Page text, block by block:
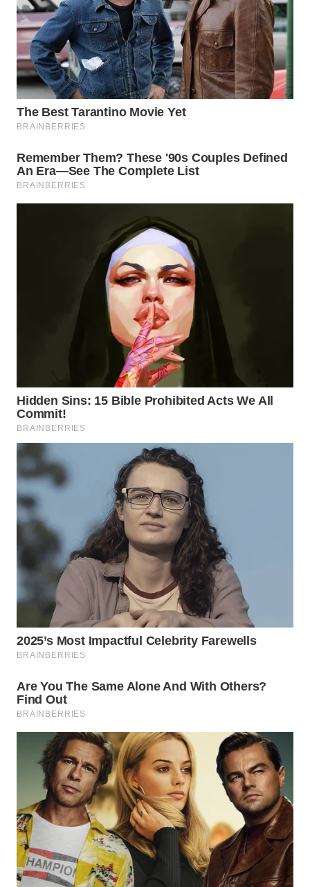
WAHANA
NEWS
WAHANA
TANI
WAHANA
WAHANA
INFRASTRUKTUR
TV
WAHANANEWS
ID
WAHANANEWS
WAHANANEWS
WAHANA
SPORT
WAHANA
UMKM
WAHANA
SELEB
WAHANA
PERSONA
WAHANA
OTOMOTIF
WAHANA
HEALTH